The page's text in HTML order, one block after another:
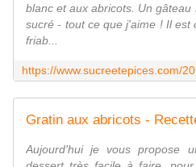
blanc et aux abricots. Un
sucré - tout ce que j'aime ! Il est
friab...
Aujourd'hui je vous propose